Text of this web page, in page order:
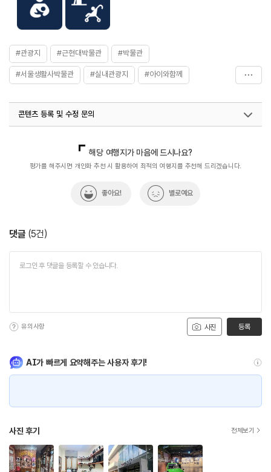
#관광지 #근현대박물관 #박물관
#서울생활사박물관 #실내관광지 #아이와함께
콘텐츠 등록 및 수정 문의
열린관광콘텐츠팀(열린관광-모두의여행)
033-738-3425
해당 여행지가 마음에 드시나요?
평가를 해주시면 개인화 추천 시 활용하여 최적의 여행지를 추천해 드리겠습니다.
좋아요! 별로예요
댓글 (5건)
사진
유의사항 등록
AI가 빠르게 요약해주는 사용자 후기!
사진 후기 전체보기